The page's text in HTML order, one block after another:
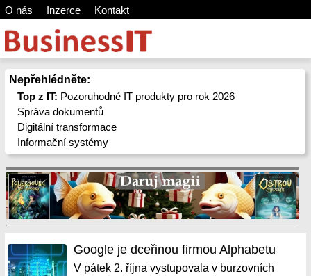
O nás Inzerce Kontakt
Nepřehlédněte:
Top z IT: Pozoruhodné IT produkty pro rok 2026
Správa dokumentů
Digitální transformace
Informační systémy
Google je dceřinou firmou Alphabetu
V pátek 2. října vystupovala v burzovních